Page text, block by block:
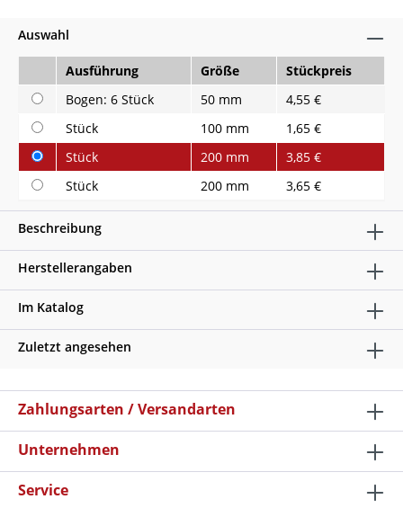
Auswahl
Ausführung Größe
Stückpreis
Bogen: 6 Stück
50 mm
4,55 €
Stück
100 mm
1,65 €
Stück
200 mm
3,85 €
Stück
200 mm 3,65 €
Beschreibung
Herstellerangaben
Im Katalog
Zuletzt angesehen
Zahlungsarten / Versandarten
Unternehmen
Service